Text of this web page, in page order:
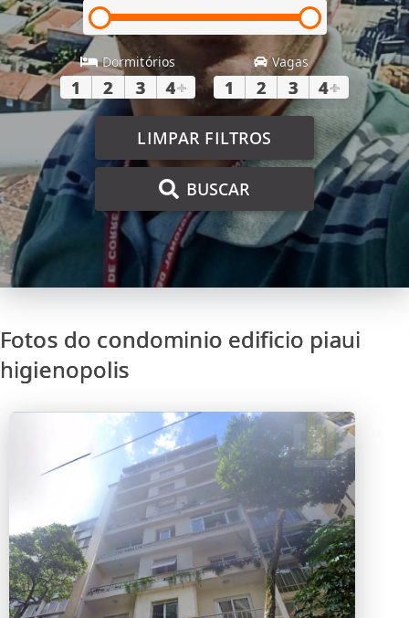
Dormitórios
1 2 3 4+
Vagas
1 2 3 4+
LIMPAR FILTROS
BUSCAR
Fotos do condominio edificio piaui
higienopolis